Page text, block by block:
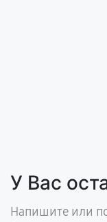
У Вас
Напишите или